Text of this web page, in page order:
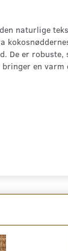
naturlige
De er
en